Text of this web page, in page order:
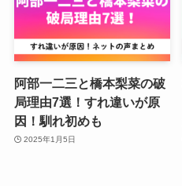
阿部一二三と橋本梨菜の破
局理由7選！すれ違いが原
因！馴れ初めも
2025年1月5日